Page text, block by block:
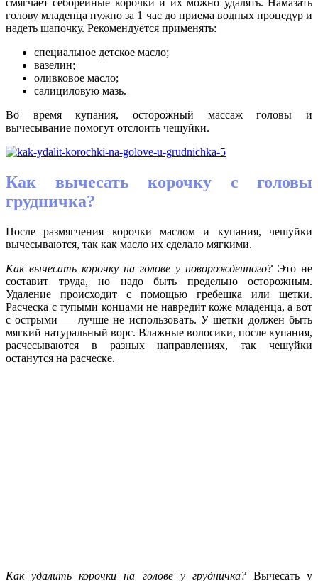
смягчает себорейные корочки и их можно удалять. Намазать
голову младенца нужно за 1 час до приема водных процедур и
надеть шапочку. Рекомендуется применять:
специальное детское масло;
вазелин;
оливковое масло;
салициловую мазь.
Во время купания, осторожный массаж головы и
вычесывание помогут отслоить чешуйки.
Как вычесать корочку с головы
грудничка?
После размягчения корочки маслом и купания, чешуйки
вычесываются, так как масло их сделало мягкими.
Как вычесать корочку на голове у новорожденного? Это не
составит труда, но надо быть предельно осторожным.
Удаление происходит с помощью гребешка или щетки.
Расческа с тупыми концами не навредит коже младенца, а вот
с острыми — лучше не использовать. У щетки должен быть
мягкий натуральный ворс. Влажные волосики, после купания,
расчесываются в разных направлениях, так чешуйки
останутся на расческе.
Как удалить корочки на голове у грудничка?Вычесать у